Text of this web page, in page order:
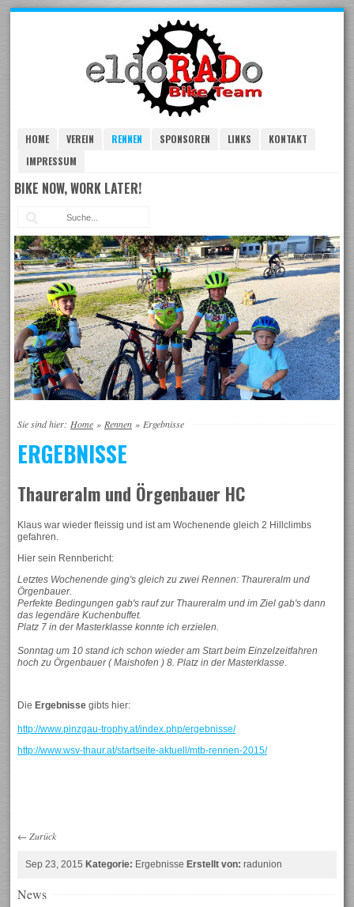
HOME VEREIN RENNEN SPONSOREN LINKS
KONTAKT
IMPRESSUM
BIKE NOW, WORK LATER!
Sie sind hier: Home » Rennen » Ergebnisse
ERGEBNISSE
Thaureralm und Örgenbauer HC
Klaus war wieder fleissig und ist am Wochenende gleich 2 Hillclimbs
gefahren.
Hier sein Rennbericht:
Letztes Wochenende ging's gleich zu zwei Rennen: Thaureralm und
Örgenbauer.
Perfekte Bedingungen gab's rauf zur Thaureralm und im Ziel gab's dann
das legendäre Kuchenbuffet.
Platz 7 in der Masterklasse konnte ich erzielen.
Sonntag um 10 stand ich schon wieder am Start beim Einzelzeitfahren
hoch zu Örgenbauer( Maishofen ) 8. Platz in der Masterklasse.
DieErgebnisse gibts hier:
http://www.pinzgau-trophy.at/index.php/ergebnisse/
http://www.wsv-thaur.at/startseite-aktuell/mtb-rennen-2015/
← Zurück
Sep 23, 2015Kategorie: ErgebnisseErstellt von: radunion
News